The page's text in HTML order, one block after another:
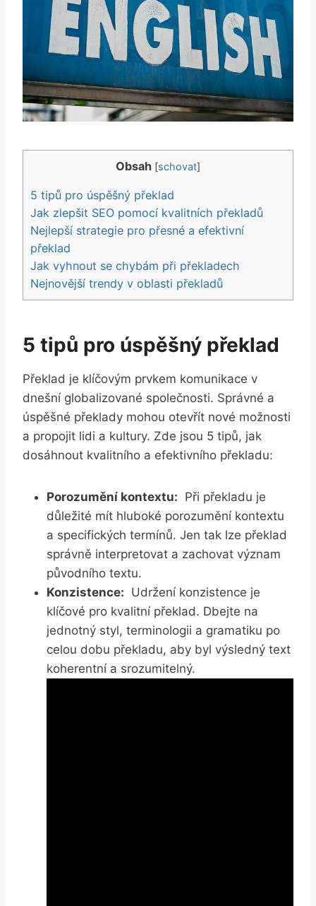
Obsah [schovat]
5 tipů pro úspěšný‍ překlad
Jak zlepšit SEO pomocí kvalitních překladů
Nejlepší strategie ⁤pro přesné ⁤a efektivní
překlad
Jak vyhnout se chybám při překladech
Nejnovější trendy v oblasti překladů
5 tipů pro úspěšný‍ překlad
Překlad je klíčovým prvkem⁤ komunikace v‌
dnešní globalizované společnosti. Správné a
úspěšné překlady mohou otevřít nové možnosti⁣
a propojit lidi a kultury. Zde jsou 5⁣ tipů, jak
dosáhnout⁣ kvalitního ⁤a efektivního překladu:
Porozumění kontextu: ‍ Při překladu je
důležité mít hluboké ​porozumění‍ kontextu
a specifických⁤ termínů. Jen tak lze ⁤překlad
správně interpretovat a zachovat význam
původního⁤ textu.
Konzistence: ⁢ Udržení konzistence je
klíčové pro kvalitní ‌překlad. Dbejte na
jednotný styl, terminologii a⁤ gramatiku po
celou dobu překladu, aby ‍byl výsledný text
koherentní ⁢a srozumitelný.